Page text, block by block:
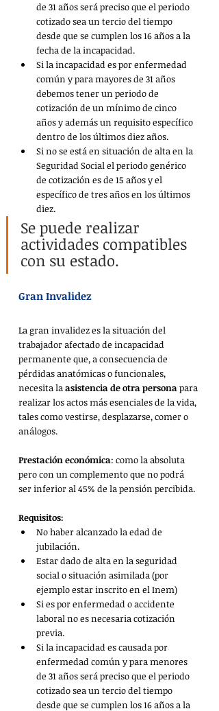
de 31 años será preciso que el periodo
cotizado sea un tercio del tiempo
desde que se cumplen los 16 años a la
fecha de la incapacidad.
Si la incapacidad es por enfermedad
común y para mayores de 31 años
debemos tener un periodo de
cotización de un mínimo de cinco
años y además un requisito específico
dentro de los últimos diez años.
Si no se está en situación de alta en la
Seguridad Social el periodo genérico
de cotización es de 15 años y el
específico de tres años en los últimos
diez.
Se puede realizar
actividades compatibles
con su estado.
Gran Invalidez
La gran invalidez es la situación del
trabajador afectado de incapacidad
permanente que, a consecuencia de
pérdidas anatómicas o funcionales,
necesita la asistencia de otra persona para
realizar los actos más esenciales de la vida,
tales como vestirse, desplazarse, comer o
análogos.
Prestación económica: como la absoluta
pero con un complemento que no podrá
ser inferior al 45% de la pensión percibida.
Requisitos:
No haber alcanzado la edad de
jubilación.
Estar dado de alta en la seguridad
social o situación asimilada (por
ejemplo estar inscrito en el Inem)
Si es por enfermedad o accidente
laboral no es necesaria cotización
previa.
Si la incapacidad es causada por
enfermedad común y para menores
de 31 años será preciso que el periodo
cotizado sea un tercio del tiempo
desde que se cumplen los 16 años a la